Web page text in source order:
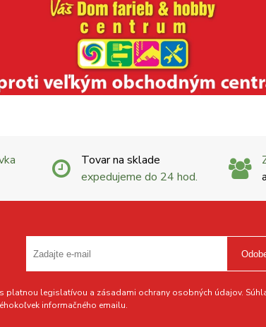
Tovar na sklade
expedujeme do 24 hod.
legislatívou a zásadami ochrany osobných údajov.
informačného emailu.